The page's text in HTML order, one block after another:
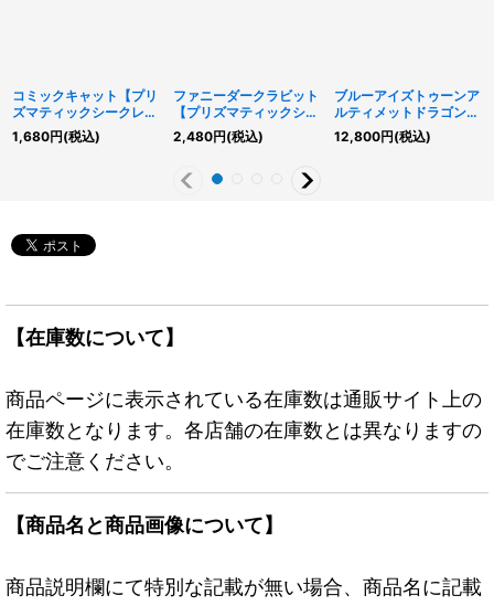
コミックキャット【プリ
ズマティックシークレッ
ト】{RV01-JP002}《モ
ンスター》
1,680円(税込)
ファニーダークラビット
【プリズマティックシー
クレット】{RV01-
JP001}《モンスター》
2,480円(税込)
ブルーアイズトゥーンア
ルティメットドラゴン
【プリズマティックシー
クレット】{RV01-
12,800円(税込)
【在庫数について】
商品ページに表示されている在庫数は通販サイト上の
在庫数となります。各店舗の在庫数とは異なりますの
でご注意ください。
【商品名と商品画像について】
商品説明欄にて特別な記載が無い場合、商品名に記載